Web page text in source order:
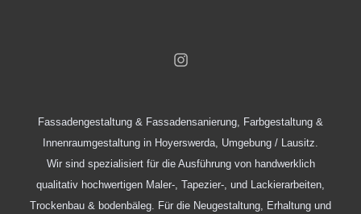
Fassadengestaltung & Fassadensanierung, Farbgestaltung &
Innenraumgestaltung in Hoyerswerda, Umgebung / Lausitz.
Wir sind spezialisiert für die Ausführung von handwerklich
qualitativ hochwertigen Maler-, Tapezier-, und Lackierarbeiten,
Trockenbau & bodenbäleg. Für die Neugestaltung, Erhaltung und